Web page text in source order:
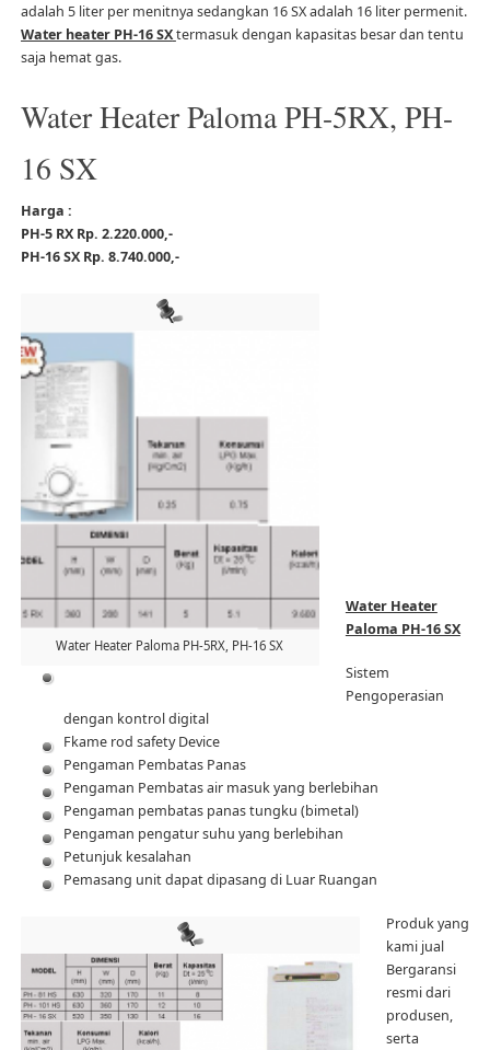
adalah 5 liter per menitnya sedangkan 16 SX adalah 16 liter permenit.
Water heater PH-16 SXtermasuk dengan kapasitas besar dan tentu
saja hemat gas.
Water Heater Paloma PH-5RX, PH-
16 SX
Harga :
PH-5 RX Rp. 2.220.000,-
PH-16 SX Rp. 8.740.000,-
Water Heater Paloma PH-5RX, PH-16 SX
Water Heater
Paloma PH-16 SX
Sistem
Pengoperasian
dengan kontrol digital
Fkame rod safety Device
Pengaman Pembatas Panas
Pengaman Pembatas air masuk yang berlebihan
Pengaman pembatas panas tungku (bimetal)
Pengaman pengatur suhu yang berlebihan
Petunjuk kesalahan
Pemasang unit dapat dipasang di Luar Ruangan
Produk yang
kami jual
Bergaransi
resmi dari
produsen,
serta